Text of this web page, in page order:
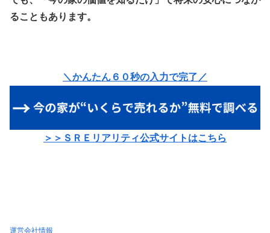
ることもあります。
＼かんたん６０秒の入力で完了／
＞＞ＳＲＥリアリティ公式サイトはこちら
運営会社情報